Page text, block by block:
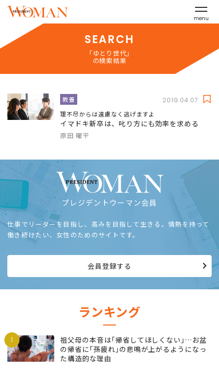
menu
SEARCH
「ゆとり世代」
の検索結果
教養 2019.04.07
理不尽からは遠慮なく逃げますよ
イマドキ新卒は、叱り方にも効率を求める
原田 曜平
プレジデントウーマン会員
仕事でリーダーを目指し、高みを目指して生きる。情熱を持って
働き続けたい、女性のためのサイトです。
会員登録する
ランキング
1
祖父母の本音は｢帰省してほしくない｣…お盆
の帰省に｢孫疲れ｣の悲鳴が上がるようになっ
た構造的な理由